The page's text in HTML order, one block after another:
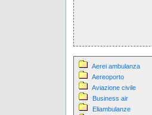
Aerei ambulanza
Aereoporto
Aviazione civile
Business air
Eliambulanze